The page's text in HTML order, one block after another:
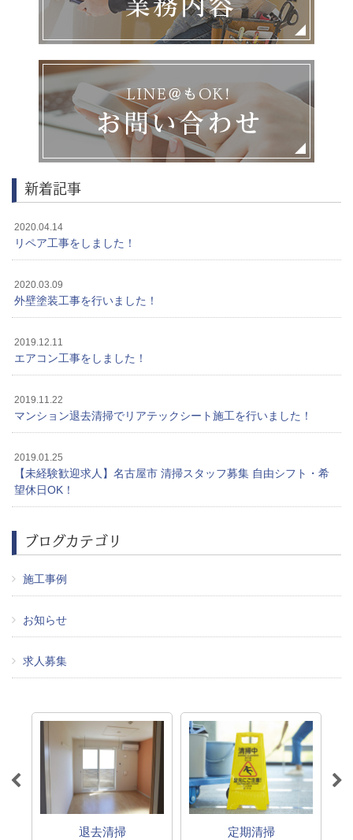
新着記事
2020.04.14
リペア工事をしました！
2020.03.09
外壁塗装工事を行いました！
2019.12.11
エアコン工事をしました！
2019.11.22
マンション退去清掃でリアテックシート施工を行いました！
2019.01.25
【未経験歓迎求人】名古屋市 清掃スタッフ募集 自由シフト・希
望休日OK！
ブログカテゴリ
施工事例
お知らせ
求人募集
退去清掃 定期清掃